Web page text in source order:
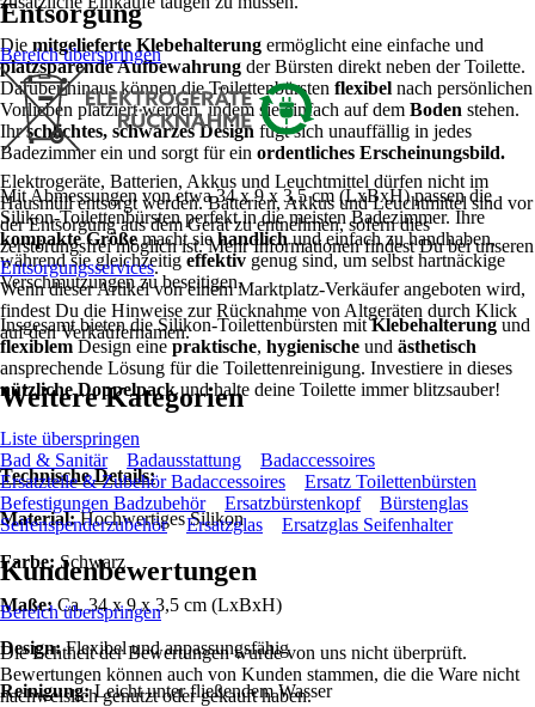
Die mitgelieferte Klebehalterung ermöglicht eine einfache und
platzsparende Aufbewahrung der Bürsten direkt neben der Toilette.
Darüber hinaus können die Toilettenbürsten flexibel nach persönlichen
Vorlieben platziert werden, indem sie einfach auf dem Boden stehen.
Ihrschlichtes, schwarzes Design fügt sich unauffällig in jedes
Badezimmer ein und sorgt für ein ordentliches Erscheinungsbild.
Mit Abmessungen von etwa 34 x 9 x 3,5 cm (LxBxH) passen die
Silikon-Toilettenbürsten perfekt in die meisten Badezimmer. Ihre
kompakte Größemacht siehandlichund einfach zu handhaben,
während sie gleichzeitig effektiv genug sind, um selbst hartnäckige
Verschmutzungen zu beseitigen.
Insgesamt bieten die Silikon-Toilettenbürsten mitKlebehalterung und
flexiblem Design eine praktische, hygienische und ästhetisch
ansprechende Lösung für die Toilettenreinigung. Investiere in dieses
nützliche Doppelpackund halte deine Toilette immer blitzsauber!
Technische Details:
Material:Hochwertiges Silikon
Farbe: Schwarz
Maße:Ca. 34 x 9 x 3,5 cm (LxBxH)
Design:Flexibel und anpassungsfähig
Reinigung:Leicht unter fließendem Wasser
Entsorgung
Bereich überspringen
Elektrogeräte, Batterien, Akkus und Leuchtmittel dürfen nicht im
Hausmüll entsorgt werden. Batterien, Akkus und Leuchtmittel sind vor
der Entsorgung aus dem Gerät zu entnehmen, sofern dies
zerstörungsfrei möglich ist. Mehr Informationen findest Du bei unseren
Entsorgungsservices.
Wenn dieser Artikel von einem Marktplatz-Verkäufer angeboten wird,
findest Du die Hinweise zur Rücknahme von Altgeräten durch Klick
auf den Verkäufernamen.
Weitere Kategorien
Liste überspringen
Bad & Sanitär
Badausstattung
Badaccessoires
Ersatzteile & Zubehör Badaccessoires
Ersatz Toilettenbürsten
Befestigungen Badzubehör
Ersatzbürstenkopf
Bürstenglas
Seifenspenderzubehör
Ersatzglas Ersatzglas Seifenhalter
Kundenbewertungen
Bereich überspringen
Die Echtheit der Bewertungen wurde von uns nicht überprüft.
Bewertungen können auch von Kunden stammen, die die Ware nicht
nachweislich genutzt oder gekauft haben.